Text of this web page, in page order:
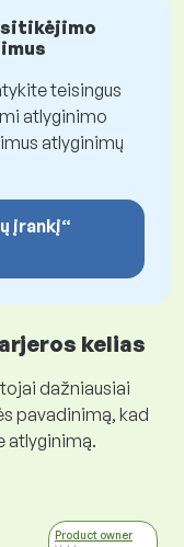
teisingus
atlyginimo
atlyginimų
įrankį“
kelias
dažniausiai
pavadinimą, kad
atlyginimą.
Product owner